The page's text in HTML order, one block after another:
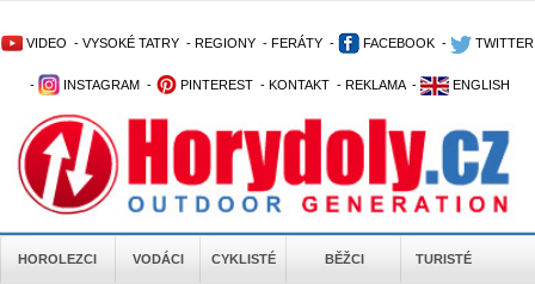
VIDEO - VYSOKÉ TATRY - REGIONY - FERÁTY - FACEBOOK - TWITTER
- INSTAGRAM - PINTEREST - KONTAKT - REKLAMA - ENGLISH
HOROLEZCI VODÁCI CYKLISTÉ BĚŽCI TURISTÉ